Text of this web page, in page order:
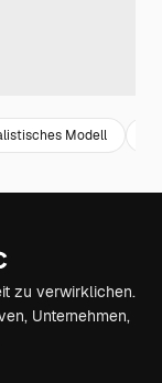
Modell
zu verwirklichen.
Unternehmen,